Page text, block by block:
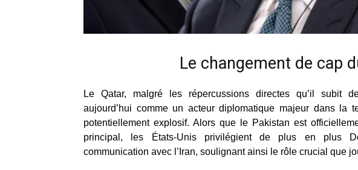
Le changement de cap
Le Qatar, malgré les répercussions directes qu’il subit
aujourd’hui comme un acteur diplomatique majeur dans la
potentiellement explosif. Alors que le Pakistan est
principal, les États-Unis privilégient de plus en plus
communication avec l’Iran, soulignant ainsi le rôle crucial que